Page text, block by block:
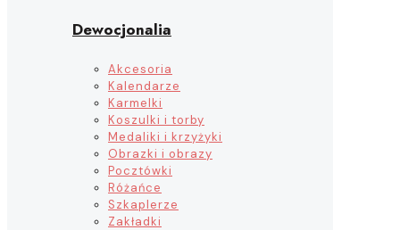
Dewocjonalia
Akcesoria
Kalendarze
Karmelki
Koszulki i torby
Medaliki i krzyżyki
Obrazki i obrazy
Pocztówki
Różańce
Szkaplerze
Zakładki